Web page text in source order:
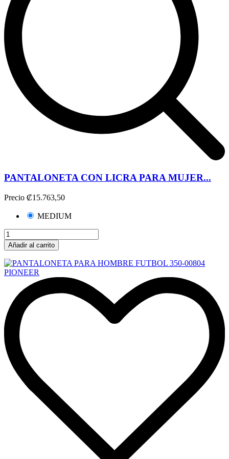
PANTALONETA CON LICRA PARA MUJER...
Precio ₡15.763,50
MEDIUM
Añadir al carrito